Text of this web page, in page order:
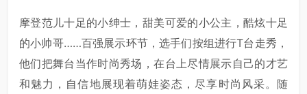
摩登范儿十足的小绅士，甜美可爱的小公主，酷炫十足
的小帅哥……百强展示环节，选手们按组进行T台走秀，
他们把舞台当作时尚秀场，在台上尽情展示自己的才艺
和魅力，自信地展现着萌娃姿态，尽享时尚风采。随